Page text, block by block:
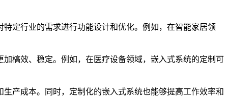
定行业的需求进行功能设计和优化。例如，在智能家居领
槁效、稳定。例如，在医疗设备领域，嵌入式系统的定制可
产成本。同时，定制化的嵌入式系统也能够提高工作效率和